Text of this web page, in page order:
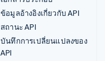
ข้อมูลอ้างอิงเกี่ยวกับ API
สถานะ API
บันทึกการเปลี่ยนแปลงของ
API